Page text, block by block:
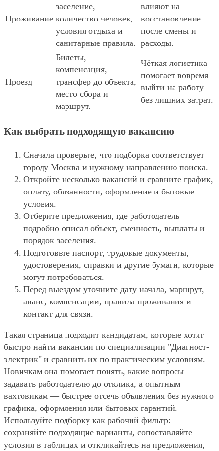
Проживание
заселение,
количество человек,
условия отдыха и
санитарные правила.
влияют на
восстановление
после смены и
расходы.
Проезд
Билеты,
компенсация,
трансфер до объекта,
место сбора и
маршрут.
Чёткая логистика
помогает вовремя
выйти на работу
без лишних затрат.
Как выбрать подходящую вакансию
Сначала проверьте, что подборка соответствует
городу Москва и нужному направлению поиска.
Откройте несколько вакансий и сравните график,
оплату, обязанности, оформление и бытовые
условия.
Отберите предложения, где работодатель
подробно описал объект, сменность, выплаты и
порядок заселения.
Подготовьте паспорт, трудовые документы,
удостоверения, справки и другие бумаги, которые
могут потребоваться.
Перед выездом уточните дату начала, маршрут,
аванс, компенсации, правила проживания и
контакт для связи.
Такая страница подходит кандидатам, которые хотят
быстро найти вакансии по специализации "Диагност-
электрик" и сравнить их по практическим условиям.
Новичкам она помогает понять, какие вопросы
задавать работодателю до отклика, а опытным
вахтовикам — быстрее отсечь объявления без нужного
графика, оформления или бытовых гарантий.
Используйте подборку как рабочий фильтр:
сохраняйте подходящие варианты, сопоставляйте
условия в таблицах и откликайтесь на предложения,